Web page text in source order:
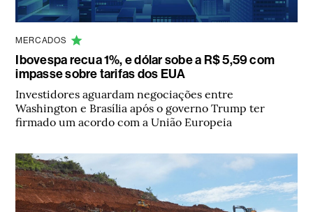
MERCADOS
Ibovespa recua 1%, e dólar sobe a R$ 5,59 com
impasse sobre tarifas dos EUA
Investidores aguardam negociações entre
Washington e Brasília após o governo Trump ter
firmado um acordo com a União Europeia